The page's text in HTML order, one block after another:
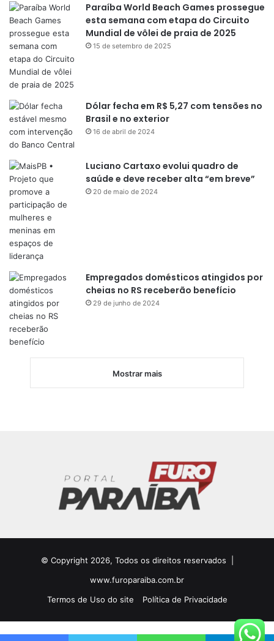
Paraíba World Beach Games prossegue
esta semana com etapa do Circuito
Mundial de vôlei de praia de 2025
15 de setembro de 2025
Dólar fecha em R$ 5,27 com tensões no
Brasil e no exterior
16 de abril de 2024
Luciano Cartaxo evolui quadro de
saúde e deve receber alta “em breve”
20 de maio de 2024
Empregados domésticos atingidos por
cheias no RS receberão benefício
29 de junho de 2024
Mostrar mais
© Copyright 2026, Todos os direitos reservados |
www.furoparaiba.com.br
Termos de Uso do site
Política de Privacidade